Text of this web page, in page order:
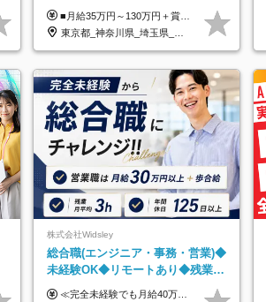
*月給35万～*定着率100%
■月給35万円～130万円＋賞与年2回＋各種手当 ※システムエンジニアの経験をお持ちの方は月給41万円以上＋賞与年2回（108万円～）＋手当 ■単価（年収）アップのチャンスは最大年12回 ※残業代は1分単位で100％全額支給。サービス残業などは一切ありません ※試用期間6ヵ月（試用期間中の待遇・給与に差はありません）
東京都_神奈川県_埼玉県_千葉県_大阪府_愛知県_北海道_青森県_岩手県_宮城県_秋田県_山形県_福島県_茨城県_栃木県_群馬県_新潟県_山梨県_長野県_富山県_石川県_福井県_静岡県_岐阜県_三重県_兵庫県_京都府_滋賀県_奈良県_和歌山県_広島県_岡山県_鳥取県_島根県_山口県_徳島県_香川県_愛媛県_高知県_福岡県_熊本県_佐賀県_長崎県_大分県_宮崎県_鹿児島県_沖縄県
株式会社Widsley
総合職(エンジニア・事務・営業)◆
未経験OK◆リモートあり◆残業月
3h◆服装髪型自由
≪完全未経験でも月給40万円以上も可能です！≫ -------------- 【1】ITエンジニア 月給26万円～50万円＋プロジェクト手当＋資格手当 【2】IT事務、営業事務 月給26万円～50万円＋プロジェクト手当＋資格手当 ≪【1】【2】共通≫ ★上記給与には固定残業代20時間分(月3万719円～)を含みます。残業が超過した場合は、追加支給します(残業は月平均3時間とほぼ発生しません。残業がなくても、固定残業代は支給されます) ★試用期間6ヵ月あり（期間中は月給23万1000円～。固定残業代20時間分3万719円～を含む／超過分は別途支給） -------------- 【3】SES営業、SaaS営業 月給30万円以上＋インセンティブ＋各種手当 ★上記給与には固定残業代45時間分(月7万6967円～)を含みます。残業が超過した場合は、追加支給します(残業は月平均3時間とほぼ発生しません。残業がなくても、固定残業代は支給されます) ★試用期間6ヵ月あり(期間中も給与や福利厚生は同じです)